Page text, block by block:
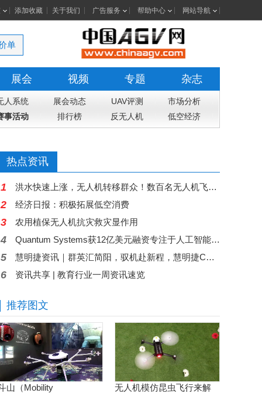
添加收藏 关于我们 广告服务 帮助中心 网站导航
单
展会 视频 专题 杂志
人系统 展会动态 UAV评测
市场分析
事活动
排行榜 反无人机 低空经济
热点资讯
1 洪水快速上涨，无人机转移群众！数百名无人机飞手驰援广西，网友：这是科技最美的样子
2 经济日报：积极拓展低空消费
3 农用植保无人机抗灾救灾显作用
4 Quantum Systems获12亿美元融资专注于人工智能无人机
5 慧明捷资讯｜群英汇简阳，驭机赴新程，慧明捷CAAC无人机执照专项培训圆满开训
6 资讯共享 | 教育行业一周资讯速览
推荐图文
山（Mobility
无人机模仿昆虫飞行来解